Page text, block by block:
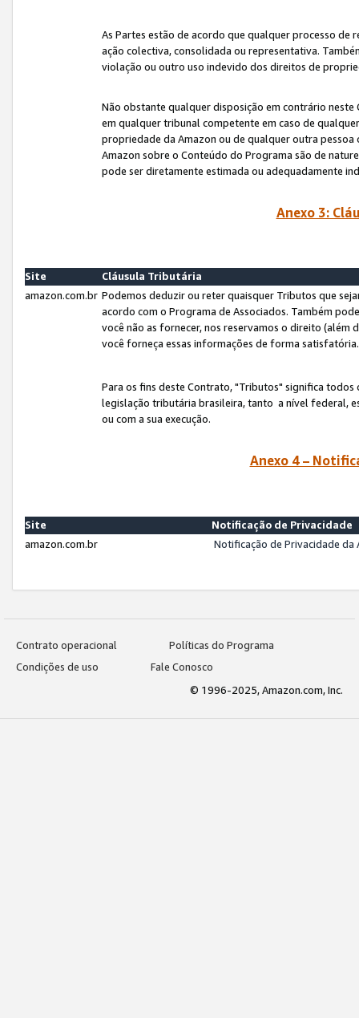
As Partes estão de acordo que qualquer processo
ação colectiva, consolidada ou representativa.
violação ou outro uso indevido dos direitos de
Não obstante qualquer disposição em contrário
em qualquer tribunal competente em caso de
propriedade da Amazon ou de qualquer outra
Amazon sobre o Conteúdo do Programa são de
pode ser diretamente estimada ou adequadamente
Anexo 3:
Site
Cláusula Tributária
amazon.com.br Podemos deduzir ou reter quaisquer Tributos que
acordo com o Programa de Associados. Também
você não as fornecer, nos reservamos o direito (além
você forneça essas informações de forma
Para os fins deste Contrato, "Tributos" significa
legislação tributária brasileira, tanto a nível federal,
ou com a sua execução.
Anexo 4 –
Site
Notificação de Privacidade
amazon.com.br
Notificação de Privacidade
Contrato operacional
Políticas do Programa
Condições de uso
Fale Conosco
© 1996-2025, Amazon.com, Inc.